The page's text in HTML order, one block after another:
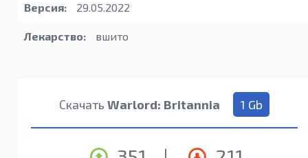
Версия: 29.05.2022
Лекарство: вшито
Скачать Warlord: Britannia 1 Gb